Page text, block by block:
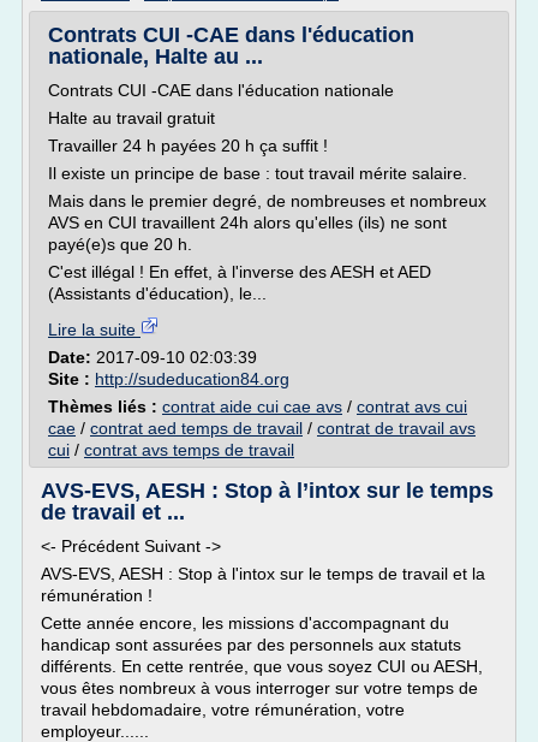
Contrats CUI -CAE dans l'éducation
nationale, Halte au ...
Contrats CUI -CAE dans l'éducation nationale
Halte au travail gratuit
Travailler 24 h payées 20 h ça suffit !
Il existe un principe de base : tout travail mérite salaire.
Mais dans le premier degré, de nombreuses et nombreux
AVS en CUI travaillent 24h alors qu'elles (ils) ne sont
payé(e)s que 20 h.
C'est illégal ! En effet, à l'inverse des AESH et AED
(Assistants d'éducation), le...
Lire la suite
Date: 2017-09-10 02:03:39
Site : http://sudeducation84.org
Thèmes liés : contrat aide cui cae avs / contrat avs cui
cae / contrat aed temps de travail / contrat de travail avs
cui / contrat avs temps de travail
AVS-EVS, AESH : Stop à l’intox sur le temps
de travail et ...
<- Précédent Suivant ->
AVS-EVS, AESH : Stop à l'intox sur le temps de travail et la
rémunération !
Cette année encore, les missions d'accompagnant du
handicap sont assurées par des personnels aux statuts
différents. En cette rentrée, que vous soyez CUI ou AESH,
vous êtes nombreux à vous interroger sur votre temps de
travail hebdomadaire, votre rémunération, votre
employeur......